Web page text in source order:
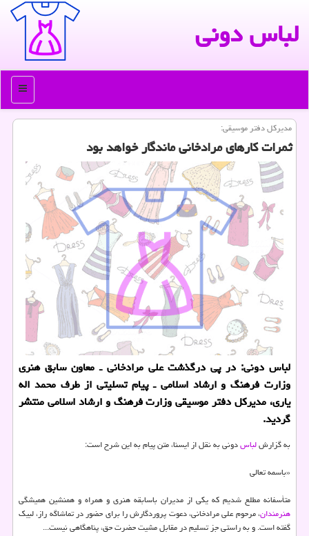
لباس دونی
منو
مدیركل دفتر موسیقی:
ثمرات كارهای مرادخانی ماندگار خواهد بود
لباس دونی: در پی درگذشت علی مرادخانی ـ معاون سابق هنری
وزارت فرهنگ و ارشاد اسلامی ـ پیام تسلیتی از طرف محمد اله
یاری، مدیرکل دفتر موسیقی وزارت فرهنگ و ارشاد اسلامی منتشر
گردید.
به گزارشلباسدونی به نقل از ایسنا، متن پیام به این شرح است:
«باسمه تعالی
متأسفانه مطلع شدیم که یکی از مدیران باسابقه هنری و همراه و همنشین همیشگی
هنرمندان، مرحوم علی مرادخانی، دعوت پروردگارش را برای حضور در تماشاگه راز، لبیک
گفته است. و به راستی جز تسلیم در مقابل مشیت حضرت حق، پناهگاهی نیست...